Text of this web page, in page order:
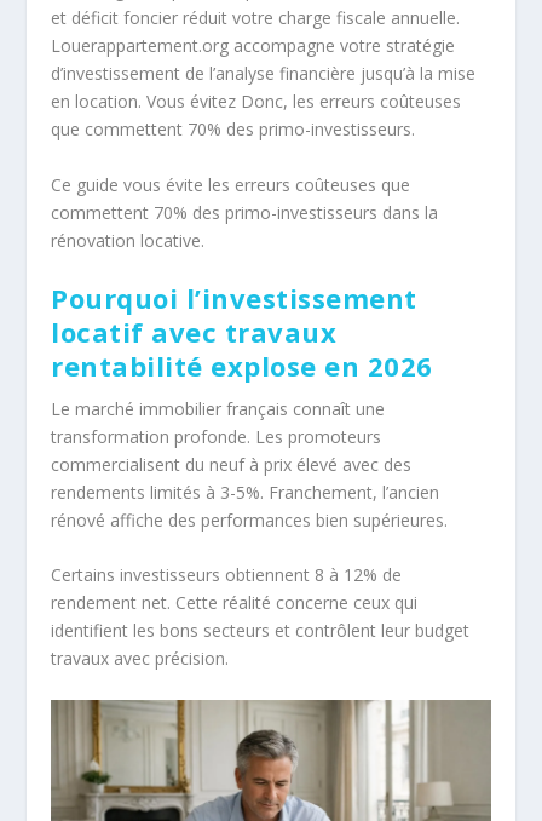
et déficit foncier réduit votre charge fiscale annuelle.
Louerappartement.org accompagne votre stratégie
d’investissement de l’analyse financière jusqu’à la mise
en location. Vous évitez Donc, les erreurs coûteuses
que commettent 70% des primo-investisseurs.
Ce guide vous évite les erreurs coûteuses que
commettent 70% des primo-investisseurs dans la
rénovation locative.
Pourquoi l’investissement
locatif avec travaux
rentabilité explose en 2026
Le marché immobilier français connaît une
transformation profonde. Les promoteurs
commercialisent du neuf à prix élevé avec des
rendements limités à 3-5%. Franchement, l’ancien
rénové affiche des performances bien supérieures.
Certains investisseurs obtiennent 8 à 12% de
rendement net. Cette réalité concerne ceux qui
identifient les bons secteurs et contrôlent leur budget
travaux avec précision.